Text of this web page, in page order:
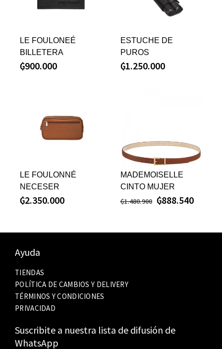
LE FOULONEÉ
BILLETERA
₲900.000
ESTUCHE DE
PUROS
₲1.250.000
LE FOULONNÉ
NECESER
₲2.350.000
MADEMOISELLE
CINTO MUJER
₲1.480.900 ₲888.540
Ayuda
TIENDAS
POLÍTICA DE CAMBIOS Y DELIVERY
TÉRMINOS Y CONDICIONES
PRIVACIDAD
Suscribite a nuestra lista de difusión de
WhatsApp